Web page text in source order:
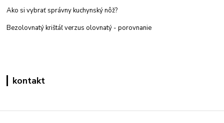
Ako si vybrať správny kuchynský nôž?
Bezolovnatý krištáľ verzus olovnatý - porovnanie
kontakt